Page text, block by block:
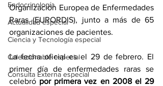
Endocrinología
Actualidad especial
Ciencia y Tecnología especial
Coleccionable especial
Consulta Externa especial
Organización Europea de Enfermedades
Raras (EURORDIS), junto a más de 65
organizaciones de pacientes.
La fecha oficial es el 29 de febrero. El
primer día de enfermedades raras se
celebró por primera vez en 2008 el 29